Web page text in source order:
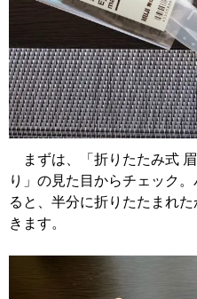
まずは、「折りたたみ式
り」の見た目からチェック
ると、半分に折りたたまれ
きます。